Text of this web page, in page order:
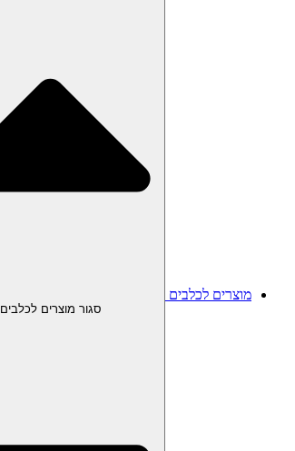
מוצרים לכלבים
סגור מוצרים לכלבים